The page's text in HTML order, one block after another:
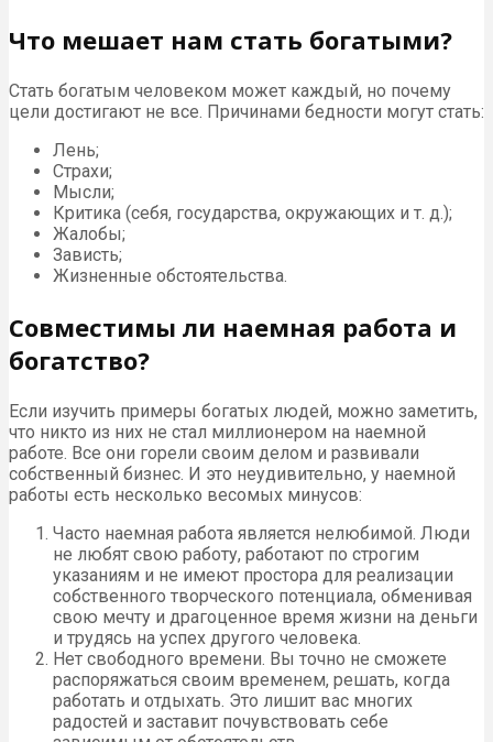
Что мешает нам стать богатыми?
Стать богатым человеком может каждый, но почему
цели достигают не все. Причинами бедности могут стать:
Лень;
Страхи;
Мысли;
Критика (себя, государства, окружающих и т. д.);
Жалобы;
Зависть;
Жизненные обстоятельства.
Совместимы ли наемная работа и
богатство?
Если изучить примеры богатых людей, можно заметить,
что никто из них не стал миллионером на наемной
работе. Все они горели своим делом и развивали
собственный бизнес. И это неудивительно, у наемной
работы есть несколько весомых минусов:
Часто наемная работа является нелюбимой. Люди
не любят свою работу, работают по строгим
указаниям и не имеют простора для реализации
собственного творческого потенциала, обменивая
свою мечту и драгоценное время жизни на деньги
и трудясь на успех другого человека.
Нет свободного времени. Вы точно не сможете
распоряжаться своим временем, решать, когда
работать и отдыхать. Это лишит вас многих
радостей и заставит почувствовать себе